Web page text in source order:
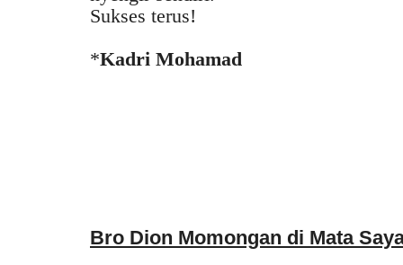
Sukses terus!
*Kadri Mohamad
Bro Dion Momongan di Mata